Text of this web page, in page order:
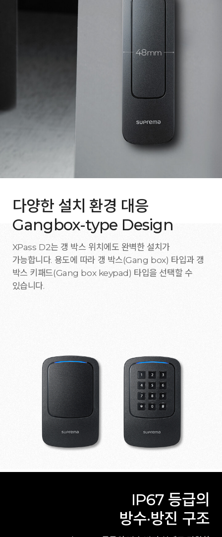
다양한 설치 환경 대응
Gangbox-type Design
XPass D2는 갱 박스 위치에도 완벽한 설치가
가능합니다. 용도에 따라 갱 박스(Gang box) 타입과 갱
박스 키패드(Gang box keypad) 타입을 선택할 수
있습니다.
IP67 등급의
방수·방진 구조